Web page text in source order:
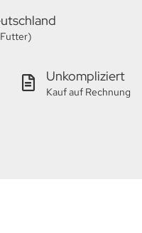
Unkompliziert
Kauf auf Rechnung